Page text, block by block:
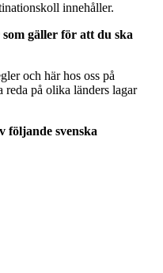
innehåller.
gäller för att du ska
och här hos oss på
reda på olika länders lagar
följande svenska